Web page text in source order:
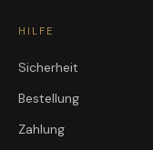
HILFE
Sicherheit
Bestellung
Zahlung